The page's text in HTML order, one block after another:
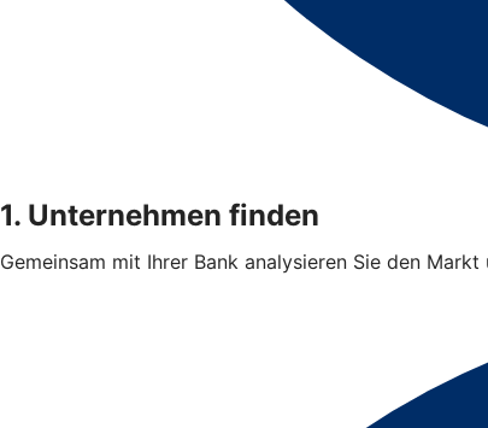
1. Unternehmen finden
Gemeinsam mit Ihrer Bank analysieren Sie den